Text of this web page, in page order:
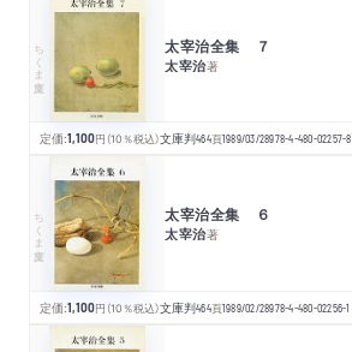
ちくま文庫 太宰治全集 ７
太宰治著
定価:1,100円 （10％税込）文庫判464頁1989/03/28978-4-480-02257-8
ちくま文庫 太宰治全集 ６
太宰治著
定価:1,100円 （10％税込）文庫判464頁1989/02/28978-4-480-02256-1